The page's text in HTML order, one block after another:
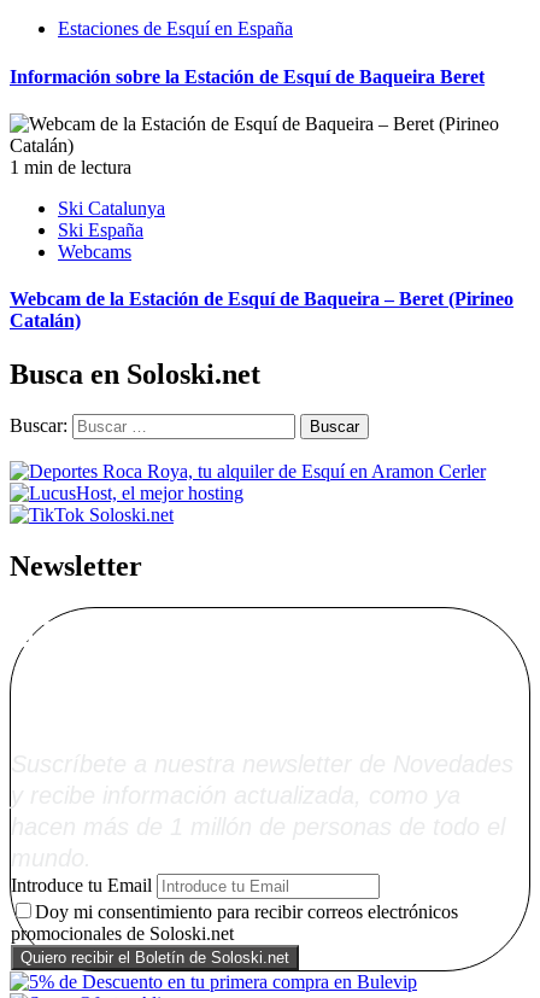
Estaciones de Esquí en España
Información sobre la Estación de Esquí de Baqueira Beret
1 min de lectura
Ski Catalunya
Ski España
Webcams
Webcam de la Estación de Esquí de Baqueira – Beret (Pirineo
Catalán)
Busca en Soloski.net
Buscar:
Newsletter
Alta Boletín
Introduce tu Email
Doy mi consentimiento para recibir correos electrónicos
promocionales de Soloski.net